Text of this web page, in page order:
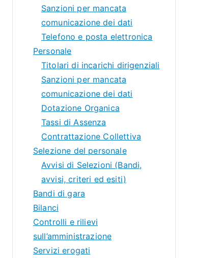
Sanzioni per mancata
comunicazione dei dati
Telefono e posta elettronica
Personale
Titolari di incarichi dirigenziali
Sanzioni per mancata
comunicazione dei dati
Dotazione Organica
Tassi di Assenza
Contrattazione Collettiva
Selezione del personale
Avvisi di Selezioni (Bandi,
avvisi, criteri ed esiti)
Bandi di gara
Bilanci
Controlli e rilievi
sull’amministrazione
Servizi erogati